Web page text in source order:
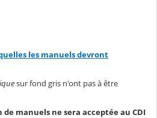
les manuels devront
sur fond gris n'ont pas à être
manuels ne sera acceptée au CDI